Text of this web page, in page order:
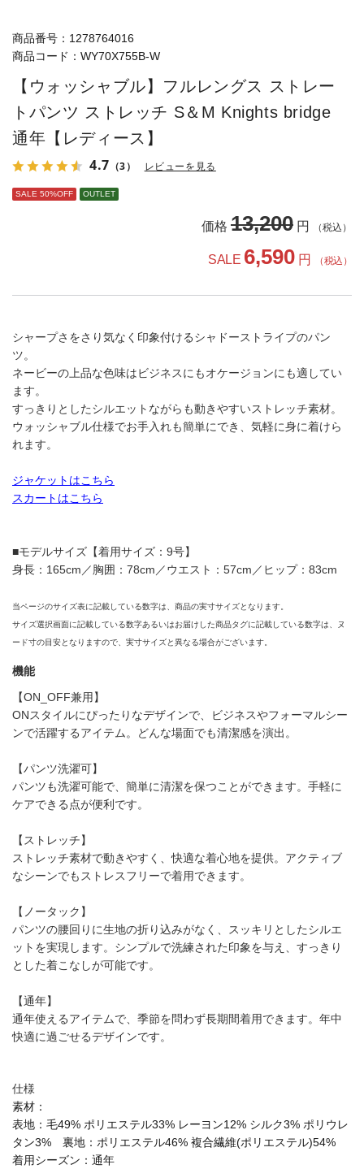
商品番号： 1278764016
商品コード： WY70X755B-W
【ウォッシャブル】フルレングス ストレー
トパンツ ストレッチ S＆M Knights bridge
通年【レディース】
4.7 （3） レビューを見る
SALE 50%OFF OUTLET
価格 13,200 円 （税込）
SALE 6,590 円 （税込）
シャープさをさり気なく印象付けるシャドーストライプのパン
ツ。
ネービーの上品な色味はビジネスにもオケージョンにも適してい
ます。
すっきりとしたシルエットながらも動きやすいストレッチ素材。
ウォッシャブル仕様でお手入れも簡単にでき、気軽に身に着けら
れます。
ジャケットはこちら
スカートはこちら
■モデルサイズ【着用サイズ：9号】
身長：165cm／胸囲：78cm／ウエスト：57cm／ヒップ：83cm
当ページのサイズ表に記載している数字は、商品の実寸サイズとなります。
サイズ選択画面に記載している数字あるいはお届けした商品タグに記載している数字は、ヌ
ード寸の目安となりますので、実寸サイズと異なる場合がございます。
機能
【ON_OFF兼用】
ONスタイルにぴったりなデザインで、ビジネスやフォーマルシー
ンで活躍するアイテム。どんな場面でも清潔感を演出。
【パンツ洗濯可】
パンツも洗濯可能で、簡単に清潔を保つことができます。手軽に
ケアできる点が便利です。
【ストレッチ】
ストレッチ素材で動きやすく、快適な着心地を提供。アクティブ
なシーンでもストレスフリーで着用できます。
【ノータック】
パンツの腰回りに生地の折り込みがなく、スッキリとしたシルエ
ットを実現します。シンプルで洗練された印象を与え、すっきり
とした着こなしが可能です。
【通年】
通年使えるアイテムで、季節を問わず長期間着用できます。年中
快適に過ごせるデザインです。
仕様
素材：
表地：毛49% ポリエステル33% レーヨン12% シルク3% ポリウレ
タン3% 裏地：ポリエステル46% 複合繊維(ポリエステル)54%
着用シーズン： 通年